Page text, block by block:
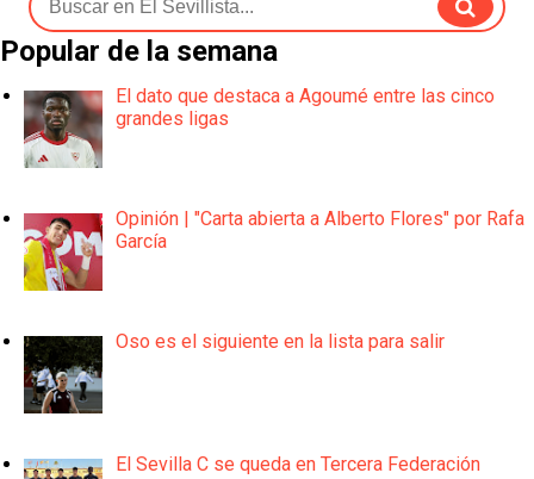
Popular de la semana
El dato que destaca a Agoumé entre las cinco
grandes ligas
Opinión | "Carta abierta a Alberto Flores" por Rafa
García
Oso es el siguiente en la lista para salir
El Sevilla C se queda en Tercera Federación